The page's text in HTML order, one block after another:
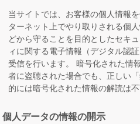
当サイトでは、お客様の個人情報
ターネット上でやり取りされる個
どから守ることを目的としたセキ
ィに関する電子情報（デジタル認
受信を行います。 暗号化された情
者に盗聴された場合でも、正しい
的には暗号化された情報の解読は
個人データの情報の開示